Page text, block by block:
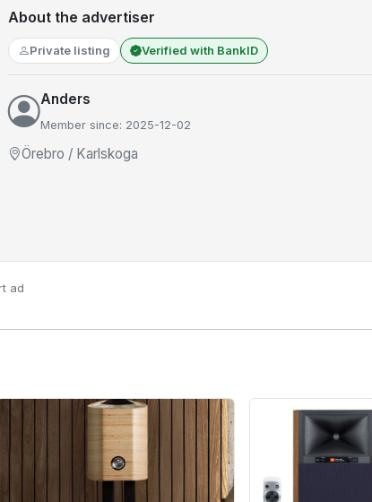
About the advertiser
Private listing Verified with BankID
Anders
Member since: 2025-12-02
Örebro / Karlskoga
ad